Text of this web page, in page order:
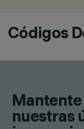
Códigos
nuestras